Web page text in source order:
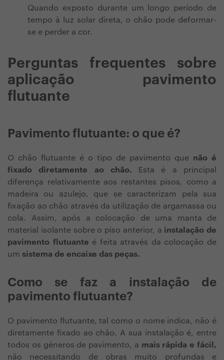
Quando exposto durante um longo período de
tempo à luz solar direta, o chão pode deformar-
se e perder a cor.
Perguntas frequentes sobre
aplicação pavimento
flutuante
Pavimento flutuante: o que é?
O chão flutuante é o tipo de pavimento que não é
fixado diretamente ao chão. Esta é a principal
diferença relativamente aos restantes pisos, como a
madeira ou azulejo, que se caracterizam pela sua
fixação ao chão através da utilização de argamassa ou
cola. Assim, após a colocação de
uma manta de
material isolante sobre o piso anterior, a instalação de
pavimento flutuante é feita através da colocação de
um sistema de encaixe das peças.
Como se faz a instalação de
pavimento flutuante?
O pavimento flutuante, tal como o nome indica, não é
diretamente fixado ao chão. A sua instalação é, entre
todos os géneros de pavimento, a mais rápida e fácil,
não necessitando de obras muito profundas e